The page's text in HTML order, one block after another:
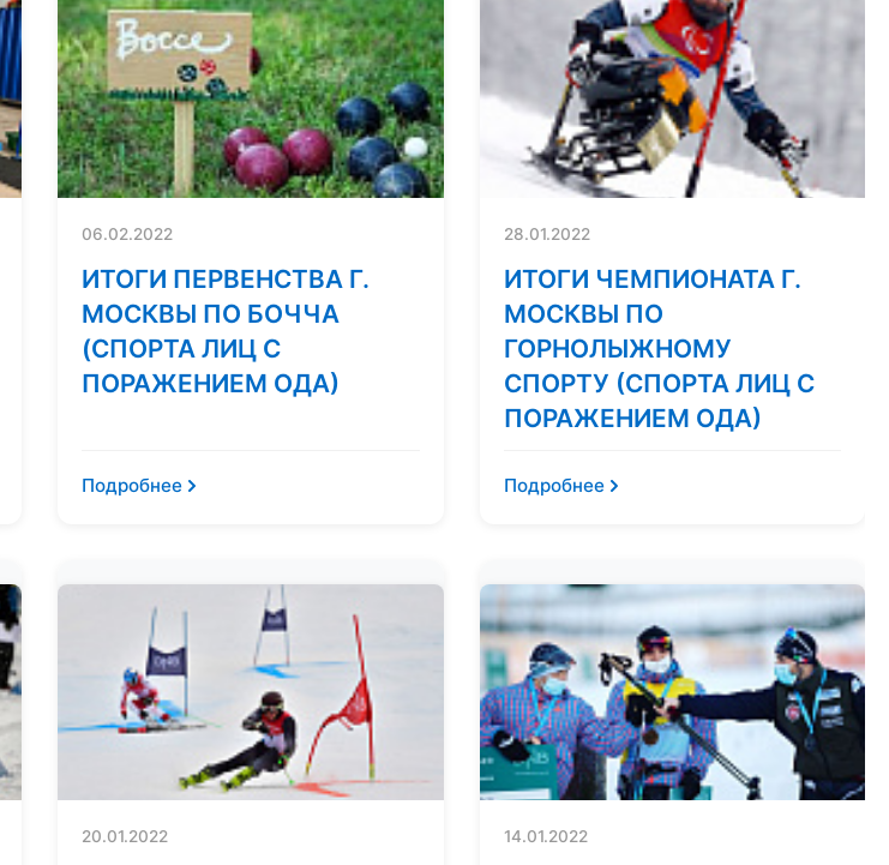
06.02.2022
ИТОГИ ПЕРВЕНСТВА Г.
МОСКВЫ ПО БОЧЧА
(СПОРТА ЛИЦ С
ПОРАЖЕНИЕМ ОДА)
Подробнее
28.01.2022
ИТОГИ ЧЕМПИОНАТА Г.
МОСКВЫ ПО
ГОРНОЛЫЖНОМУ
СПОРТУ (СПОРТА ЛИЦ С
ПОРАЖЕНИЕМ ОДА)
Подробнее
20.01.2022 14.01.2022